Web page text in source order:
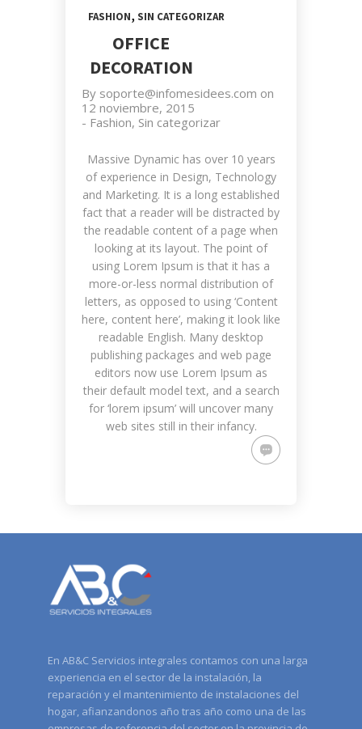
FASHION, SIN CATEGORIZAR
OFFICE
DECORATION
By soporte@infomesidees.com on
12 noviembre, 2015
- Fashion, Sin categorizar
Massive Dynamic has over 10 years
of experience in Design, Technology
and Marketing. It is a long established
fact that a reader will be distracted by
the readable content of a page when
looking at its layout. The point of
using Lorem Ipsum is that it has a
more-or-less normal distribution of
letters, as opposed to using ‘Content
here, content here’, making it look like
readable English. Many desktop
publishing packages and web page
editors now use Lorem Ipsum as
their default model text, and a search
for ‘lorem ipsum’ will uncover many
web sites still in their infancy.
En AB&C Servicios integrales contamos con una larga
experiencia en el sector de la instalación, la
reparación y el mantenimiento de instalaciones del
hogar, afianzandonos año tras año como una de las